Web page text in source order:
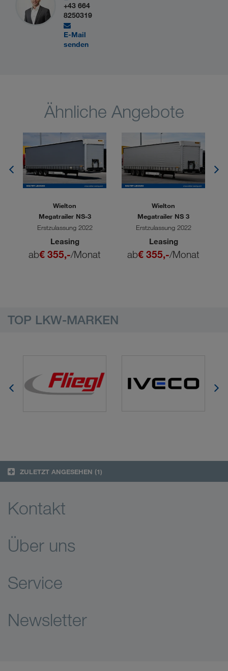
+43 664
8250319
E-Mail
senden
Ähnliche Angebote
Wielton
Megatrailer NS-3
Erstzulassung 2022
Leasing
ab€ 355,-/Monat
Wielton
Megatrailer NS 3
Erstzulassung 2022
Leasing
ab€ 355,-/Monat
TOP LKW-MARKEN
ZULETZT ANGESEHEN (1)
Kontakt
Über uns
Service
Newsletter